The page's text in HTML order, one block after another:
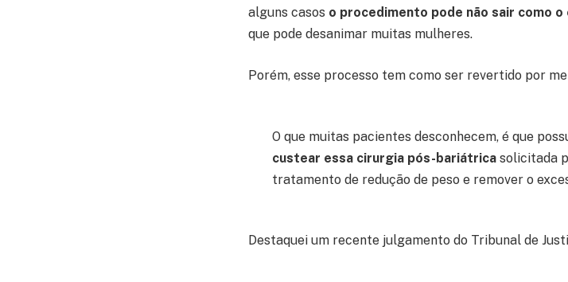
alguns casos o procedimento pode não sair como o
que pode desanimar muitas mulheres.
Porém, esse processo tem como ser revertido por
O que muitas pacientes desconhecem, é que
custear essa cirurgia pós-bariátrica solicitada
tratamento de redução de peso e remover o
Destaquei um recente julgamento do Tribunal de